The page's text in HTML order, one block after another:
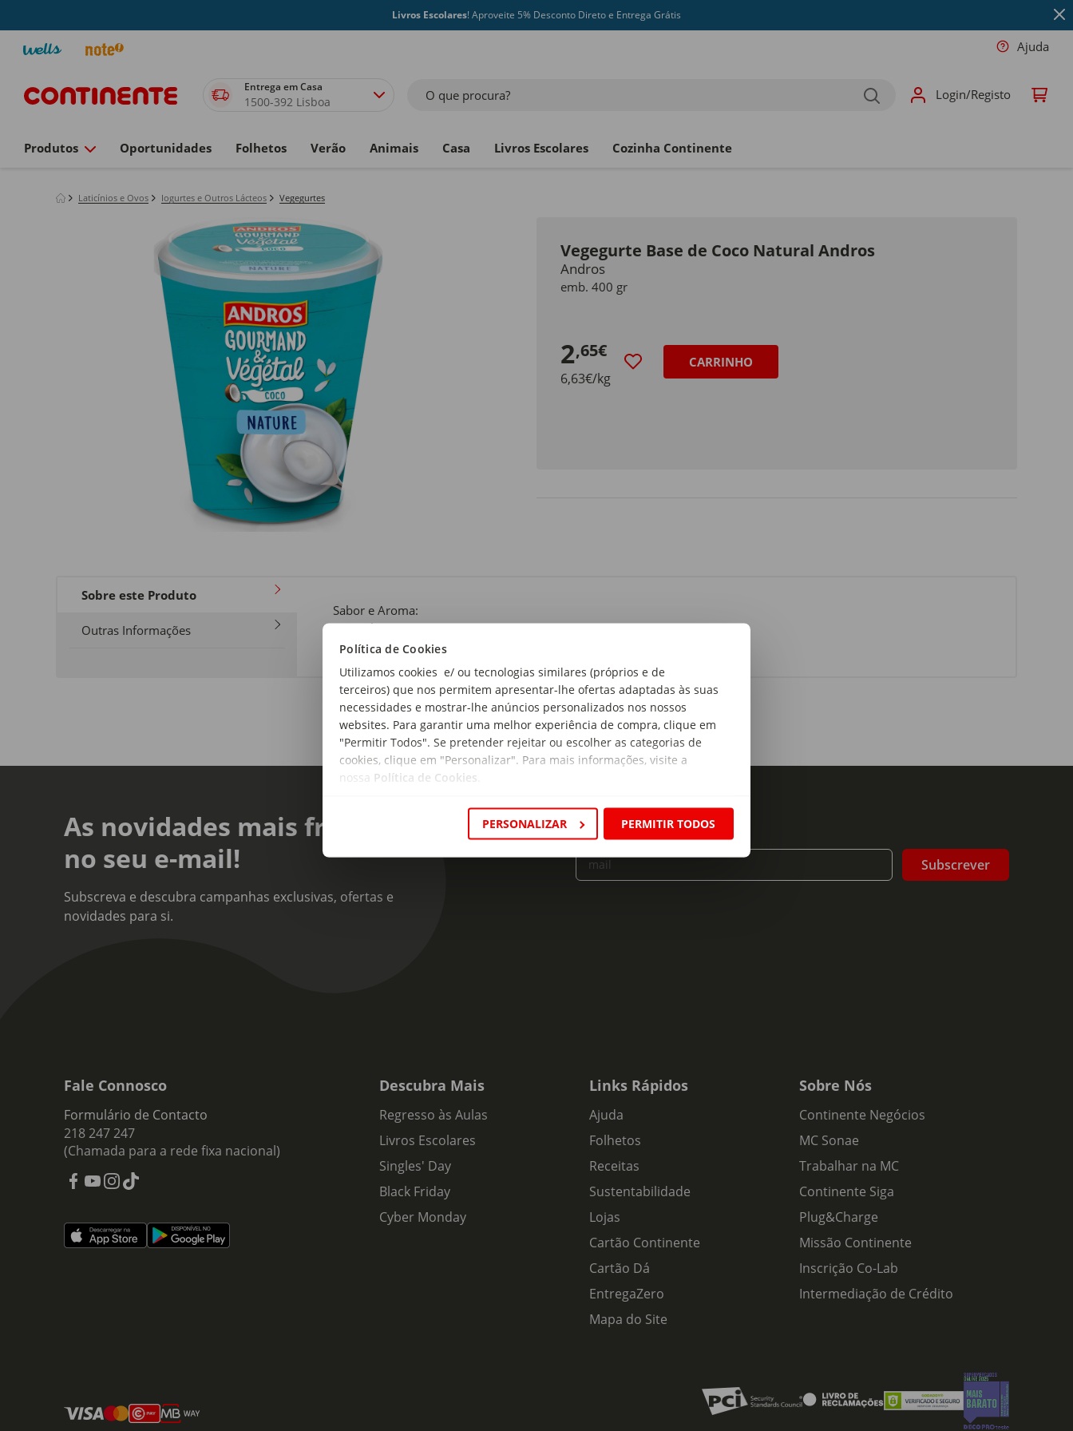
Política de Cookies
Utilizamos cookies e/ ou tecnologias similares (próprios e de
terceiros) que nos permitem apresentar-lhe ofertas adaptadas às suas
necessidades e mostrar-lhe anúncios personalizados nos nossos
websites. Para garantir uma melhor experiência de compra, clique em
"Permitir Todos". Se pretender rejeitar ou escolher as categorias de
cookies, clique em "Personalizar". Para mais informações, visite a
nossa Política de Cookies
PERSONALIZAR PERMITIR TODOS
Livros Escolares! Aproveite 5% Desconto Direto e Entrega Grátis
Ajuda
Entrega em Casa
1500-392 Lisboa O que procura? Login/Registo
Produtos Oportunidades Folhetos Verão Animais Casa Livros Escolares Cozinha Continente
Laticínios e Ovos Iogurtes e Outros Lácteos Vegegurtes
Vegegurte Base de Coco Natural Andros
Andros
emb. 400 gr
2,65€
6,63€/kg
CARRINHO
Sobre este Produto
Outras Informações
Sabor e Aroma:
Natural
As novidades mais frescas
no seu e-mail!
Subscreva e descubra campanhas exclusivas, ofertas e
novidades para si.
mail
Subscrever
Fale Connosco
Formulário de Contacto
218 247 247
(Chamada para a rede fixa nacional)
Descubra Mais
Regresso às Aulas
Livros Escolares
Singles' Day
Black Friday
Cyber Monday
Links Rápidos
Ajuda
Folhetos
Receitas
Sustentabilidade
Lojas
Cartão Continente
Cartão Dá
EntregaZero
Mapa do Site
Sobre Nós
Continente Negócios
MC Sonae
Trabalhar na MC
Continente Siga
Plug&Charge
Missão Continente
Inscrição Co-Lab
Intermediação de Crédito